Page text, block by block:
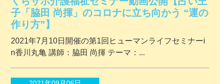
子「脇田 尚揮」のコロナに立ち向かう “運の
作り方”】
2021年7月10日開催の第1回ヒューマンライフセミナーi
n香川丸亀 講師：脇田 尚揮 テーマ：...